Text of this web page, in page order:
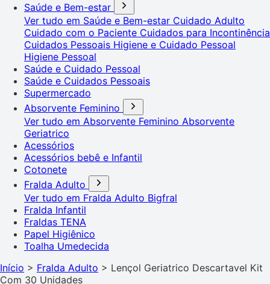
Saúde e Bem-estar
Ver tudo em Saúde e Bem-estar Cuidado Adulto
Cuidado com o Paciente Cuidados para Incontinência
Cuidados Pessoais Higiene e Cuidado Pessoal
Higiene Pessoal
Saúde e Cuidado Pessoal
Saúde e Cuidados Pessoais
Supermercado
Absorvente Feminino
Ver tudo em Absorvente Feminino Absorvente
Geriatrico
Acessórios
Acessórios bebê e Infantil
Cotonete
Fralda Adulto
Ver tudo em Fralda Adulto Bigfral
Fralda Infantil
Fraldas TENA
Papel Higiênico
Toalha Umedecida
Início > Fralda Adulto > Lençol Geriatrico Descartavel Kit
Com 30 Unidades